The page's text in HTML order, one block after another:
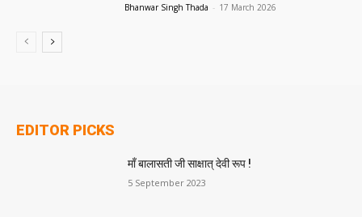
Bhanwar Singh Thada - 17 March 2026
EDITOR PICKS
माँ बालासती जी साक्षात् देवी रूप !
5 September 2023